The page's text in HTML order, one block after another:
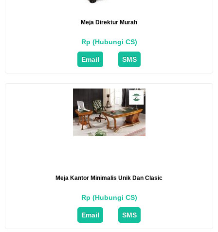
Meja Direktur Murah
Rp (Hubungi CS)
Email SMS
Meja Kantor Minimalis Unik Dan Clasic
Rp (Hubungi CS)
Email SMS